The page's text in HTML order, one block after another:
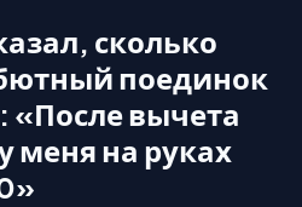
сколько
поединок
вычета
меня на руках